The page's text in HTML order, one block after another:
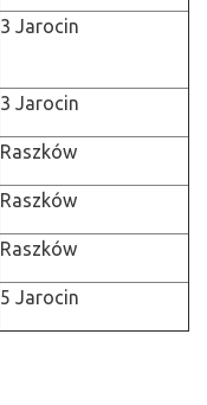
3 Jarocin
3 Jarocin
Raszków
Raszków
Raszków
5 Jarocin